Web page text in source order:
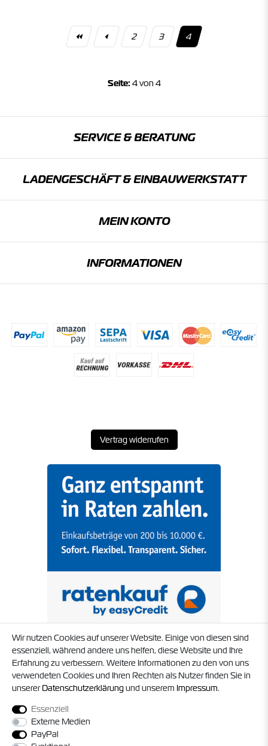
2 3 4
Seite: 4 von 4
SERVICE & BERATUNG
LADENGESCHÄFT & EINBAU­WERKSTATT
MEIN KONTO
INFORMATIONEN
Vertrag widerrufen
Wir nutzen Cookies auf unserer Website. Einige von diesen sind
essenziell, während andere uns helfen, diese Website und Ihre
Erfahrung zu verbessern. Weitere Informationen zu den von uns
verwendeten Cookies und Ihren Rechten als Nutzer finden Sie in
unsererDaten­schutz­erklärungund unserem Impressum.
Essenziell
Externe Medien
PayPal